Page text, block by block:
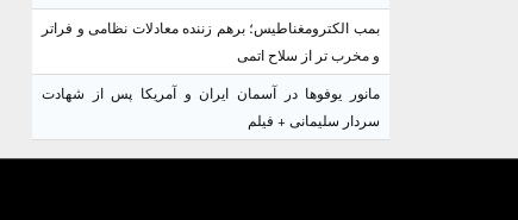
بمب الکترومغناطیس؛ برهم زننده معادلات نظامی و فراتر
و مخرب تر از سلاح اتمی
مانور یوفوها در آسمان ایران و آمریکا پس از شهادت
سردار سلیمانی + فیلم